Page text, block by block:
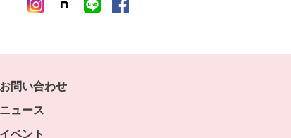
ドウで開きます。
お問い合わせ
ニュース
イベント